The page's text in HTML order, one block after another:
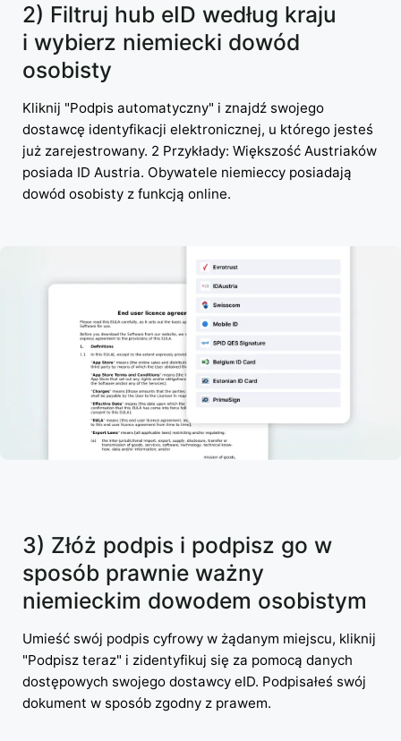
2) Filtruj hub eID według kraju
i wybierz niemiecki dowód
osobisty
Kliknij "Podpis automatyczny" i znajdź swojego
dostawcę identyfikacji elektronicznej, u którego jesteś
już zarejestrowany. 2 Przykłady: Większość Austriaków
posiada ID Austria. Obywatele niemieccy posiadają
dowód osobisty z funkcją online.
3) Złóż podpis i podpisz go w
sposób prawnie ważny
niemieckim dowodem osobistym
Umieść swój podpis cyfrowy w żądanym miejscu, kliknij
"Podpisz teraz" i zidentyfikuj się za pomocą danych
dostępowych swojego dostawcy eID. Podpisałeś swój
dokument w sposób zgodny z prawem.